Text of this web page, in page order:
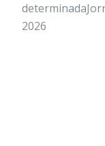
2026